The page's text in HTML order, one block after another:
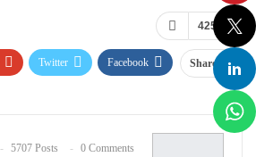
425
Share
Facebook
Twitter
5707 Posts 0 Comments